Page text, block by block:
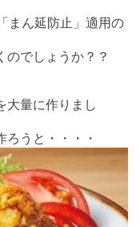
まん延防止」適用の
のでしょうか？？
大量に作りまし
うと・・・・